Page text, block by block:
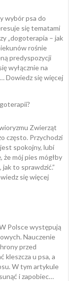
wybór psa do
się tematami
„dogoterapia – jak
rośnie
predyspozycji
wyłącznie na
Dowiedz się więcej:
Zwierząt
często. Przychodzi
spokojny, lubi
że mój pies mógłby
to sprawdzić.”
się więcej:
pies
nadaje
do
Polsce występują
Nauczenie
przed
kleszcza u psa, a
W tym artykule
i zapobiec…